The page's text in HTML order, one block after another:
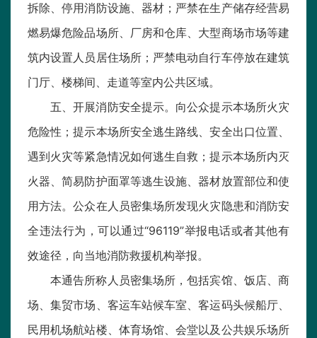
拆除、停用消防设施、器材；严禁在生产储存经营易
燃易爆危险品场所、厂房和仓库、大型商场市场等建
筑内设置人员居住场所；严禁电动自行车停放在建筑
门厅、楼梯间、走道等室内公共区域。
五、开展消防安全提示。向公众提示本场所火灾
危险性；提示本场所安全逃生路线、安全出口位置、
遇到火灾等紧急情况如何逃生自救；提示本场所内灭
火器、简易防护面罩等逃生设施、器材放置部位和使
用方法。公众在人员密集场所发现火灾隐患和消防安
全违法行为，可以通过“96119”举报电话或者其他有
效途径，向当地消防救援机构举报。
本通告所称人员密集场所，包括宾馆、饭店、商
场、集贸市场、客运车站候车室、客运码头候船厅、
民用机场航站楼、体育场馆、会堂以及公共娱乐场所